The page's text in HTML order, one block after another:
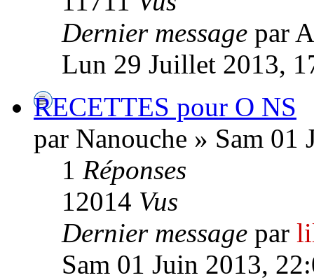
Dernier message par
Lun 29 Juillet 2013,
RECETTES pour O NS
par Nanouche » Sam 01
1 Réponses
12014 Vus
Dernier message par
Sam 01 Juin 2013,